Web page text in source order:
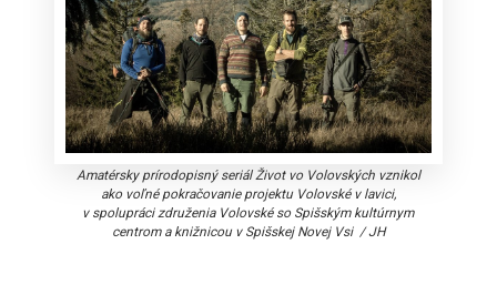
Amatérsky prírodopisný seriál Život vo Volovských vznikol
ako voľné pokračovanie projektu Volovské v lavici,
v spolupráci združenia Volovské so Spišským kultúrnym
centrom a knižnicou v Spišskej Novej Vsi /JH